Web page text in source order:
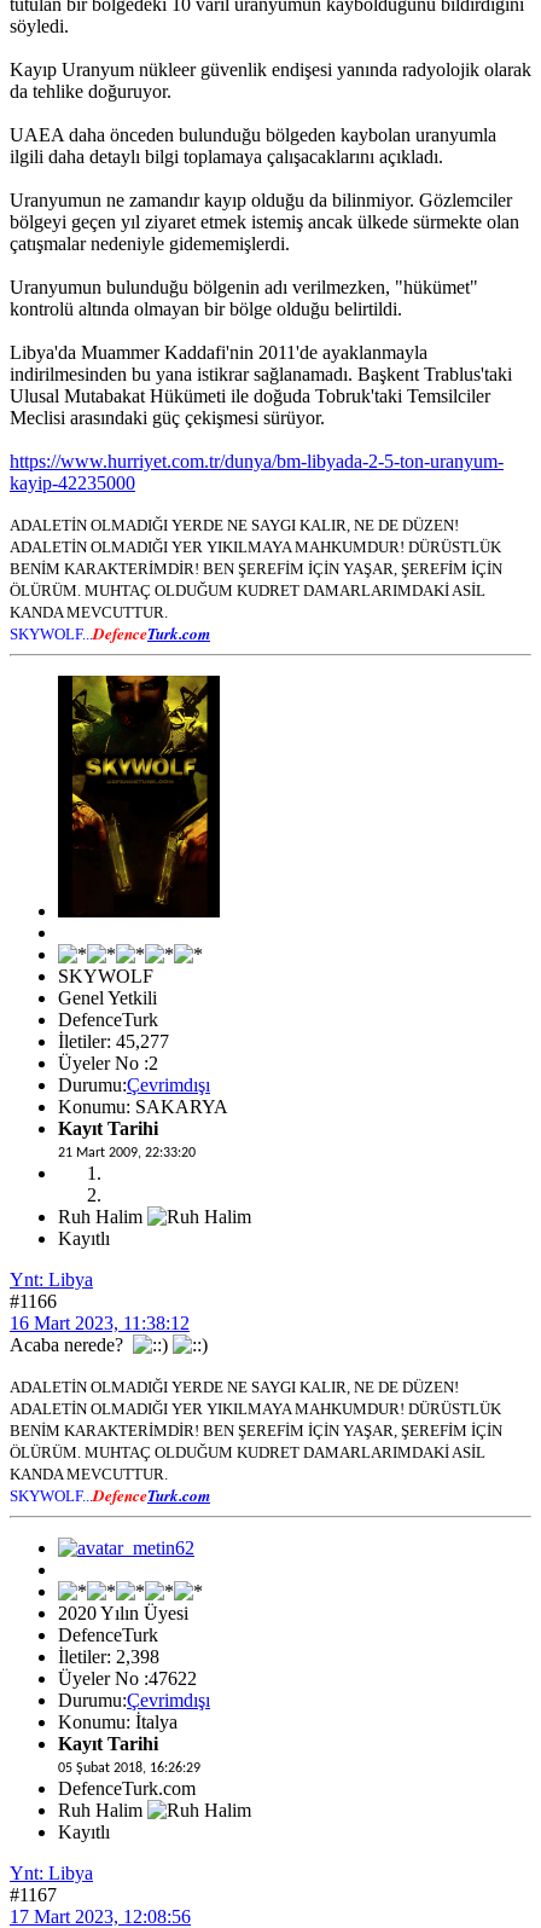
söyledi.
Kayıp Uranyum nükleer güvenlik endişesi yanında radyolojik olarak
da tehlike doğuruyor.
UAEA daha önceden bulunduğu bölgeden kaybolan uranyumla
ilgili daha detaylı bilgi toplamaya çalışacaklarını açıkladı.
Uranyumun ne zamandır kayıp olduğu da bilinmiyor. Gözlemciler
bölgeyi geçen yıl ziyaret etmek istemiş ancak ülkede sürmekte olan
çatışmalar nedeniyle gidememişlerdi.
Uranyumun bulunduğu bölgenin adı verilmezken, "hükümet"
kontrolü altında olmayan bir bölge olduğu belirtildi.
Libya'da Muammer Kaddafi'nin 2011'de ayaklanmayla
indirilmesinden bu yana istikrar sağlanamadı. Başkent Trablus'taki
Ulusal Mutabakat Hükümeti ile doğuda Tobruk'taki Temsilciler
Meclisi arasındaki güç çekişmesi sürüyor.
https://www.hurriyet.com.tr/dunya/bm-libyada-2-5-ton-uranyum-
kayip-42235000
ADALETİN OLMADIĞI YERDE NE SAYGI KALIR, NE DE DÜZEN!
ADALETİN OLMADIĞI YER YIKILMAYA MAHKUMDUR! DÜRÜSTLÜK
BENİM KARAKTERİMDİR! BEN ŞEREFİM İÇİN YAŞAR, ŞEREFİM İÇİN
ÖLÜRÜM. MUHTAÇ OLDUĞUM KUDRET DAMARLARIMDAKİ ASİL
KANDA MEVCUTTUR.
SKYWOLF... DefenceTurk.com
SKYWOLF
Genel Yetkili
DefenceTurk
İletiler: 45,277
Üyeler No :2
Durumu:Çevrimdışı
Konumu: SAKARYA
Kayıt Tarihi
21 Mart 2009, 22:33:20
Ruh Halim
Kayıtlı
Ynt: Libya
#1166
16 Mart 2023, 11:38:12
Acaba nerede?
ADALETİN OLMADIĞI YERDE NE SAYGI KALIR, NE DE DÜZEN!
ADALETİN OLMADIĞI YER YIKILMAYA MAHKUMDUR! DÜRÜSTLÜK
BENİM KARAKTERİMDİR! BEN ŞEREFİM İÇİN YAŞAR, ŞEREFİM İÇİN
ÖLÜRÜM. MUHTAÇ OLDUĞUM KUDRET DAMARLARIMDAKİ ASİL
KANDA MEVCUTTUR.
SKYWOLF... DefenceTurk.com
2020 Yılın Üyesi
DefenceTurk
İletiler: 2,398
Üyeler No :47622
Durumu:Çevrimdışı
Konumu: İtalya
Kayıt Tarihi
05 Şubat 2018, 16:26:29
DefenceTurk.com
Ruh Halim
Kayıtlı
Ynt: Libya
#1167
17 Mart 2023, 12:08:56